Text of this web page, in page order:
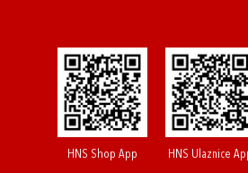
HNS Shop App HNS Ulaznice